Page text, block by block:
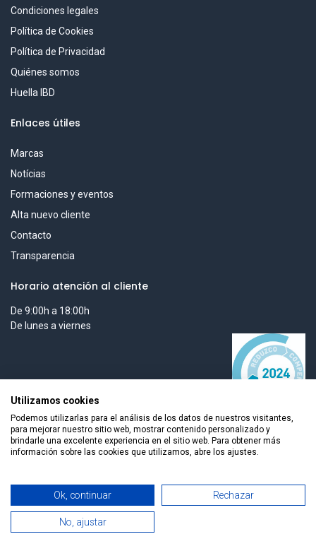
Condiciones legales
Política de Cookies
Política de Privacidad
Quiénes somos
Huella IBD
Enlaces útiles
Marcas
Notícias
Formaciones y eventos
Alta nuevo cliente
Contacto
Transparencia
Horario atención al cliente
De 9:00h a 18:00h
De lunes a viernes
Todos los derechos reservados © 2026 Smart Tech Ibd Global
Solutions, S.L.
Español
Utilizamos cookies
Podemos utilizarlas para el análisis de los datos de nuestros visitantes,
para mejorar nuestro sitio web, mostrar contenido personalizado y
brindarle una excelente experiencia en el sitio web. Para obtener más
información sobre las cookies que utilizamos, abre los ajustes.
Ok, continuar Rechazar
No, ajustar